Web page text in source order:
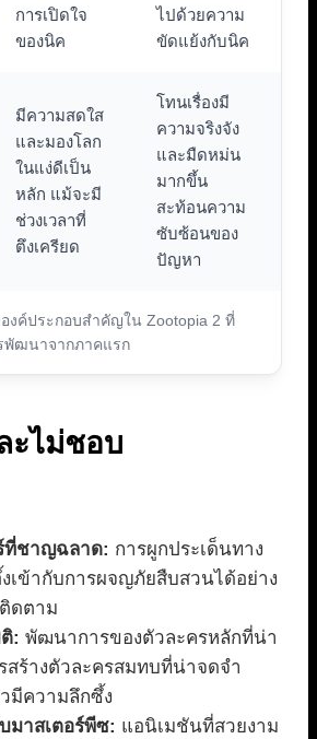
องค์ประกอบสำคัญใน Zootopia 2 ที่
พัฒนาจากภาคแรก
การเปิดใจ
ของนิค
ไปด้วยความ
ขัดแย้งกับนิค
มีความสดใส
และมองโลก
ในแง่ดีเป็น
หลัก แม้จะมี
ช่วงเวลาที่
ตึงเครียด
โทนเรื่องมี
ความจริงจัง
และมืดหม่น
มากขึ้น
สะท้อนความ
ซับซ้อนของ
ปัญหา
ะไม่ชอบ
ที่ชาญฉลาด: การผูกประเด็นทาง
เข้ากับการผจญภัยสืบสวนได้อย่าง
ดตาม
: พัฒนาการของตัวละครหลักที่น่า
สร้างตัวละครสมทบที่น่าจดจำ
มีความลึกซึ้ง
มาสเตอร์พีซ: แอนิเมชันที่สวยงาม